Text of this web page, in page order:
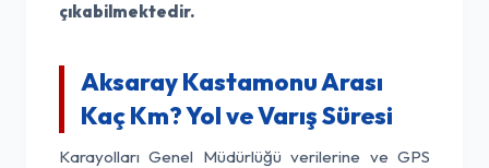
çıkabilmektedir.
Aksaray Kastamonu Arası
Kaç Km? Yol ve Varış Süresi
Karayolları Genel Müdürlüğü verilerine ve GPS